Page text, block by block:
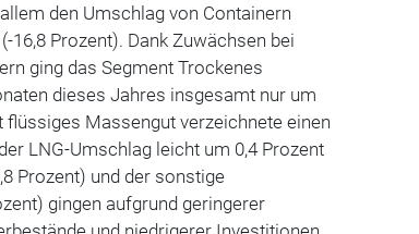
den Umschlag von Containern
16,8 Prozent). Dank Zuwächsen bei
ging das Segment Trockenes
dieses Jahres insgesamt nur um
flüssiges Massengut verzeichnete einen
LNG-Umschlag leicht um 0,4 Prozent
Prozent) und der sonstige
gingen aufgrund geringerer